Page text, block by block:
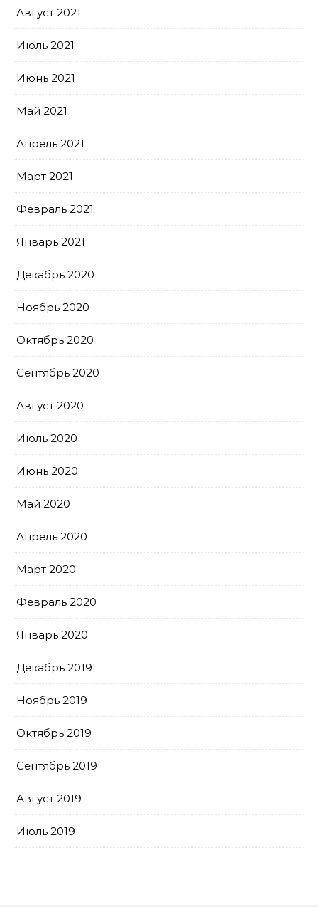
Август 2021
Июль 2021
Июнь 2021
Май 2021
Апрель 2021
Март 2021
Февраль 2021
Январь 2021
Декабрь 2020
Ноябрь 2020
Октябрь 2020
Сентябрь 2020
Август 2020
Июль 2020
Июнь 2020
Май 2020
Апрель 2020
Март 2020
Февраль 2020
Январь 2020
Декабрь 2019
Ноябрь 2019
Октябрь 2019
Сентябрь 2019
Август 2019
Июль 2019